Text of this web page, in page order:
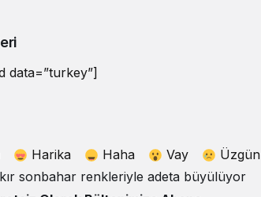
data=”turkey”]
Harika Haha Vay Üzgün
sonbahar renkleriyle adeta büyülüyor